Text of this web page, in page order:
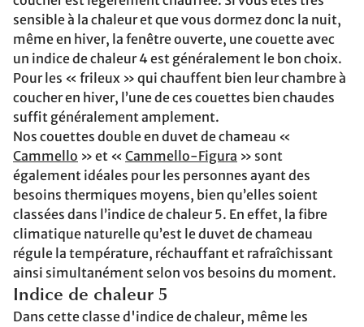
sensible à la chaleur et que vous dormez donc la nuit,
même en hiver, la fenêtre ouverte, une couette avec
un indice de chaleur 4 est généralement le bon choix.
Pour les « frileux » qui chauffent bien leur chambre à
coucher en hiver, l’une de ces couettes bien chaudes
suffit généralement amplement.
Nos couettes double en duvet de chameau «
Cammello » et « Cammello-Figura » sont
également idéales pour les personnes ayant des
besoins thermiques moyens, bien qu’elles soient
classées dans l’indice de chaleur 5. En effet, la fibre
climatique naturelle qu’est le duvet de chameau
régule la température, réchauffant et rafraîchissant
ainsi simultanément selon vos besoins du moment.
Indice de chaleur 5
Dans cette classe d'indice de chaleur, même les